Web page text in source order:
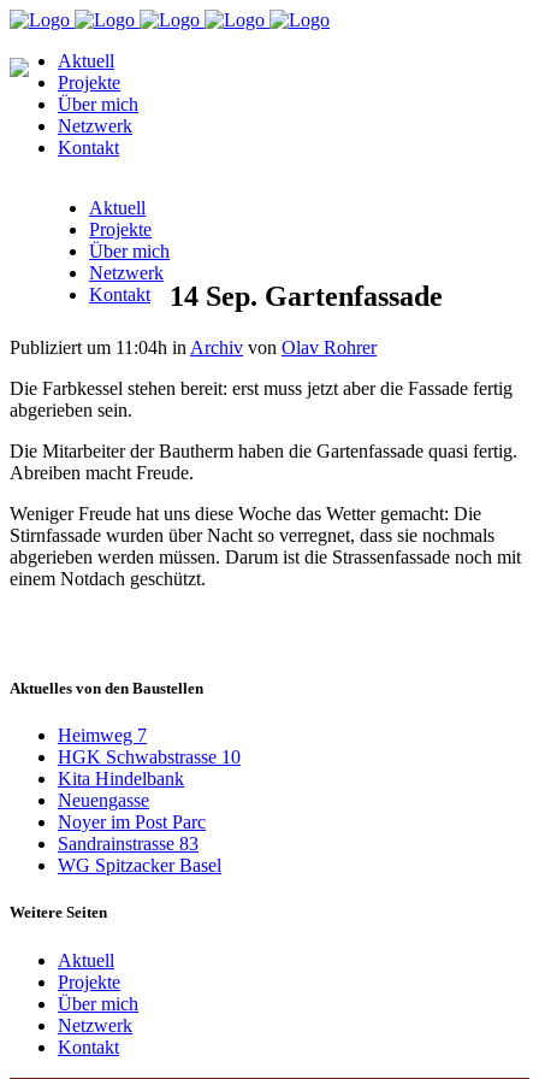
Aktuell
Projekte
Über mich
Netzwerk
Kontakt
Aktuell
Projekte
Über mich
Netzwerk
Kontakt
14 Sep. Gartenfassade
Publiziert um 11:04h in Archiv von Olav Rohrer
Die Farbkessel stehen bereit: erst muss jetzt aber die Fassade fertig
abgerieben sein.
Die Mitarbeiter der Bautherm haben die Gartenfassade quasi fertig.
Abreiben macht Freude.
Weniger Freude hat uns diese Woche das Wetter gemacht: Die
Stirnfassade wurden über Nacht so verregnet, dass sie nochmals
abgerieben werden müssen. Darum ist die Strassenfassade noch mit
einem Notdach geschützt.
Aktuelles von den Baustellen
Heimweg 7
HGK Schwabstrasse 10
Kita Hindelbank
Neuengasse
Noyer im Post Parc
Sandrainstrasse 83
WG Spitzacker Basel
Weitere Seiten
Aktuell
Projekte
Über mich
Netzwerk
Kontakt